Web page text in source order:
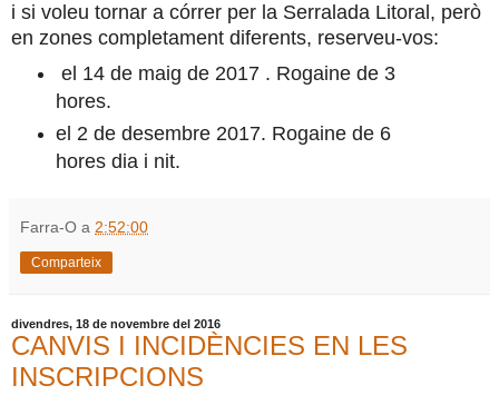
i si voleu tornar a córrer per la Serralada Litoral, però
en zones completament diferents, reserveu-vos:
el 14 de maig de 2017 . Rogaine de 3
hores.
el 2 de desembre 2017. Rogaine de 6
hores dia i nit.
Farra-O a 2:52:00
Comparteix
divendres, 18 de novembre del 2016
CANVIS I INCIDÈNCIES EN LES
INSCRIPCIONS